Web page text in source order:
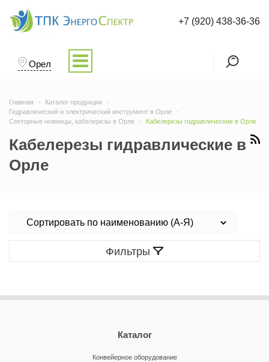
Орел
+7 (920) 438-36-36
Главная
Каталог продукции
Гидравлический и электрический инструмент в Орле
Секторные ножницы, кабелерезы в Орле
Кабелерезы гидравлические в Орле
Кабелерезы гидравлические в
Орле
Фильтры
Каталог
Конвейерное оборудование